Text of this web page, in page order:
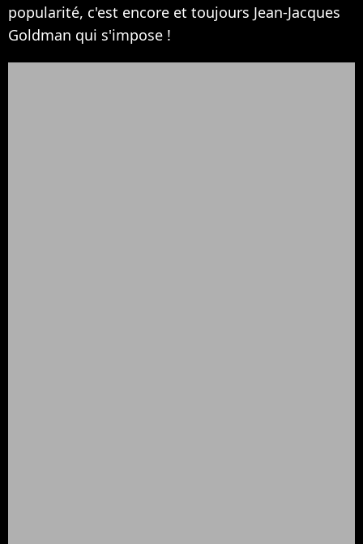
popularité, c'est encore et toujours Jean-Jacques
Goldman qui s'impose !